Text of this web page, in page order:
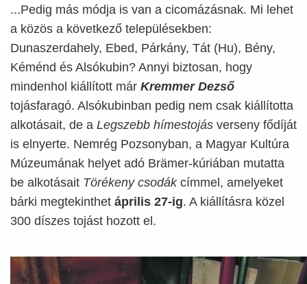
...Pedig más módja is van a cicomázásnak. Mi lehet
a közös a következő településekben:
Dunaszerdahely, Ebed, Párkány, Tát (Hu), Bény,
Kéménd és Alsókubin? Annyi biztosan, hogy
mindenhol kiállított már Kremmer Dezső
tojásfaragó. Alsókubinban pedig nem csak kiállította
alkotásait, de a Legszebb hímestojás verseny fődíját
is elnyerte. Nemrég Pozsonyban, a Magyar Kultúra
Múzeumának helyet adó Brämer-kúriában mutatta
be alkotásait Törékeny csodákcímmel, amelyeket
bárki megtekinthet április 27-ig. A kiállításra közel
300 díszes tojást hozott el.